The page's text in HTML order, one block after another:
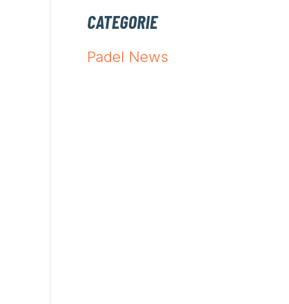
CATEGORIE
Padel News